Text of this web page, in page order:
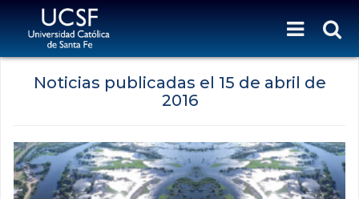
Noticias publicadas el 15 de abril de
2016